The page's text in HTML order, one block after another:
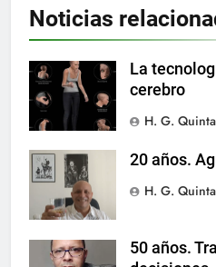
Noticias
La
cerebro
H. G.
20 años.
H. G.
50 años.